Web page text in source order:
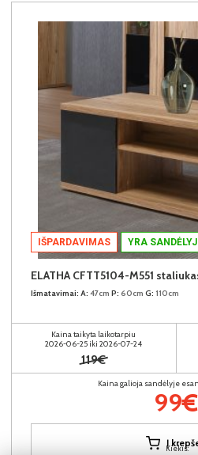
Kiekis:
IŠPARDAVIMAS YRA
ELATHA CFTT5104-M551
Išmatavimai: A: 47cm P: 60cm G: 110cm
Kaina taikyta laikotarpiu
2026-06-25 iki 2026-07-24
119€
Kaina galioja sandėlyje
99€
Į